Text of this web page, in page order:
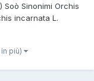
Sinonimi Orchis
incarnata L.
Regno:
Ordine:...
più)